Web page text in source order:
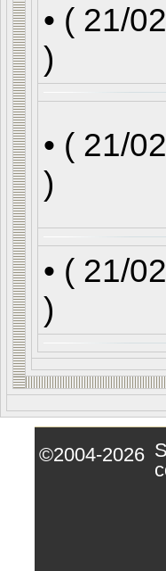
• ( 21/
)
• ( 21/
)
• ( 21/
)
©2004-2026